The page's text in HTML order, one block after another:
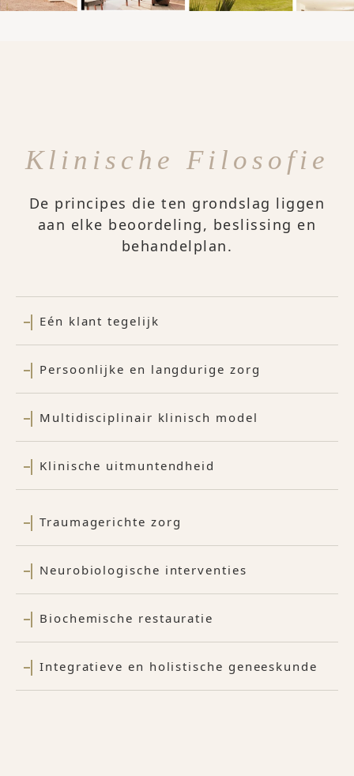
Klinische Filosofie
De principes die ten grondslag liggen
aan elke beoordeling, beslissing en
behandelplan.
Eén klant tegelijk
Persoonlijke en langdurige zorg
Multidisciplinair klinisch model
Klinische uitmuntendheid
Traumagerichte zorg
Neurobiologische interventies
Biochemische restauratie
Integratieve en holistische geneeskunde